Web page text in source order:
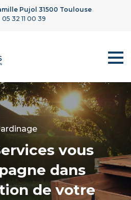
d’outils
Pujol 31500 Toulouse
05 32 11 00 39
vous
dans
de votre